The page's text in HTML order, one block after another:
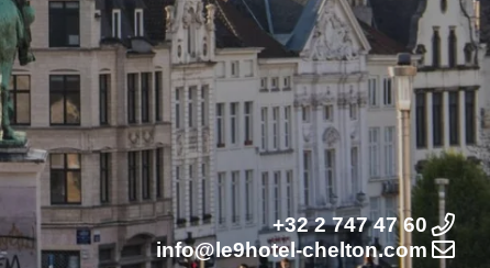
+32 2 747 47 60
info@le9hotel-chelton.com